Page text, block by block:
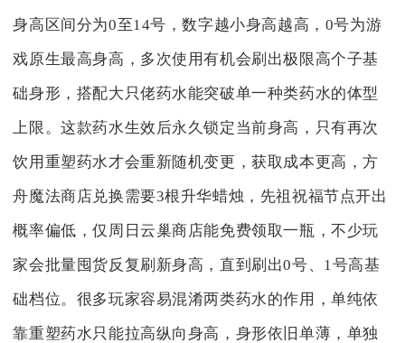
身高区间分为0至14号，数字越小身高越高，0号为游
戏原生最高身高，多次使用有机会刷出极限高个子基
础身形，搭配大只佬药水能突破单一种类药水的体型
上限。这款药水生效后永久锁定当前身高，只有再次
饮用重塑药水才会重新随机变更，获取成本更高，方
舟魔法商店兑换需要3根升华蜡烛，先祖祝福节点开出
概率偏低，仅周日云巢商店能免费领取一瓶，不少玩
家会批量囤货反复刷新身高，直到刷出0号、1号高基
础档位。很多玩家容易混淆两类药水的作用，单纯依
靠重塑药水只能拉高纵向身高，身形依旧单薄，单独